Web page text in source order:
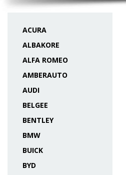
ACURA
ALBAKORE
ALFA ROMEO
AMBERAUTO
AUDI
BELGEE
BENTLEY
BMW
BUICK
BYD